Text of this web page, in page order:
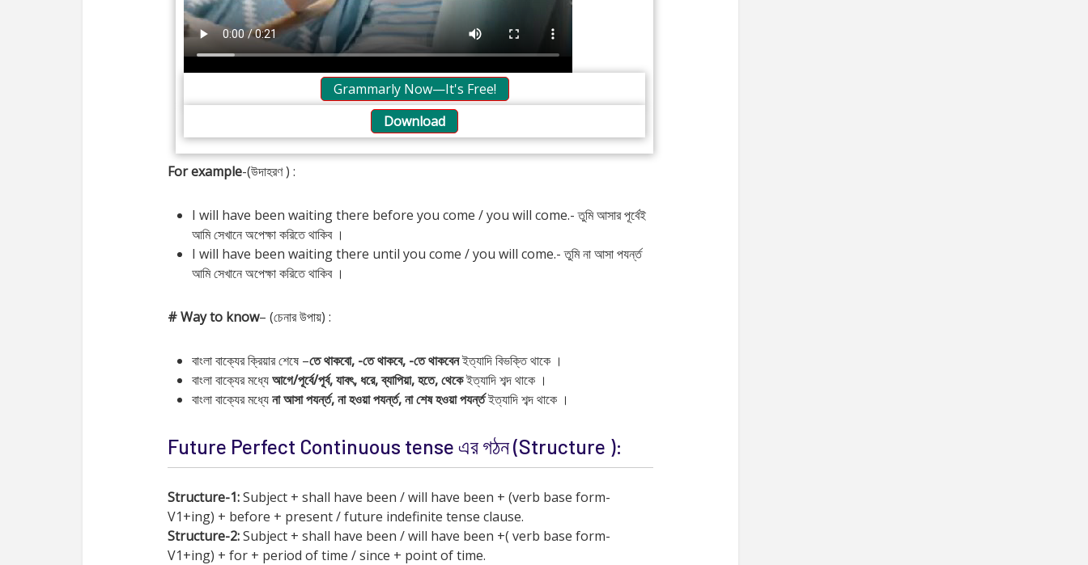
Grammarly Now—It's Free!
Download
For example-(উদাহরণ ) :
I will have been waiting there before you come / you will come.- তুমি আসার পূর্বেই
আমি সেখানে অপেক্ষা করিতে থাকিব ।
I will have been waiting there until you come / you will come.- তুমি না আসা পযর্ন্ত
আমি সেখানে অপেক্ষা করিতে থাকিব ।
# Way to know– (চেনার উপায়) :
বাংলা বাক্যের ক্রিয়ার শেষে –তে থাকবো, -তে থাকবে, -তে থাকবেনইত্যাদি বিভক্তি থাকে ।
বাংলা বাক্যের মধ্যেআগে/পূর্বে/পূর্ব, যাবৎ, ধরে, ব্যাপিয়া, হতে, থেকেইত্যাদি শব্দ থাকে ।
বাংলা বাক্যের মধ্যেনা আসা পযর্ন্ত, না হওয়া পযর্ন্ত, না শেষ হওয়া পযর্ন্তইত্যাদি শব্দ থাকে ।
Future Perfect Continuous tense এর গঠন (Structure ):
Structure-1:Subject + shall have been / will have been + (verb base form-
V1+ing) + before + present / future indefinite tense clause.
Structure-2:Subject + shall have been / will have been +( verb base form-
V1+ing) + for + period of time / since + point of time.